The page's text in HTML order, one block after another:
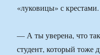
«луковицы» с крестами.
— А ты уверена, что
студент, который тоже